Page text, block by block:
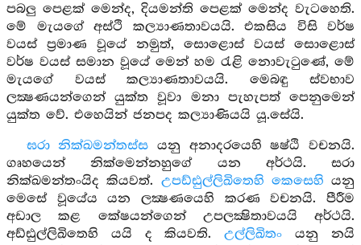
පබලු පෙළක් මෙන්ද, දියමන්ති පෙළක් මෙන්ද වැටහෙති.
මේ මැයගේ අස්ථි කල්‍යාණතාවයයි. එකසිය විසි වර්ෂ
වයස් ප්‍රමාණ වූයේ නමුත්, සොළොස් වයස් සොළොස්
වර්ෂ වයස් සමාන වූයේ මෙන් හම රැළි නොවැටුණේ, මේ
මැයගේ වයස් කල්‍යාණතාවයයි. මෙබඳු ස්වභාව
ලක්‍ෂණයන්ගෙන් යුක්ත වූවා මනා පැහැපත් පෙනුමෙන්
යුක්ත වේ. එහෙයින් ජනපද කල්‍යාණියයි යූ.සේයි.
ඝරා නික්ඛමන්තස්ස යනු අනාදරයෙහි ෂෂ්ඨි වචනයි.
ගෘහයෙන් නික්මෙන්නහුගේ යන අර්ථයි. සරා
නික්ඛමන්තංයිද කියවත්. උපඩ්ඪුල්ලිඛිතෙහි කෙසෙහි යනු
මෙසේ වූයේය යන ලක්‍ෂණයෙහි කරණ වචනයි. පීරීම
අඩාල කළ කේෂයන්ගෙන් උපලක්‍ෂිතාවයයි අර්ථයි.
අඩ්ඪුල්ලිඛිතෙහි යයි ද කියවති.උල්ලිඛිතං යනු නයි